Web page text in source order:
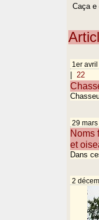
Caça e
1er
22
29
Noms
et
Dans
2